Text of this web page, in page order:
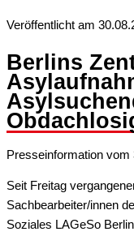
Veröffentlicht am
Berlins
Presseinformation vom
Seit Freitag
Sachbearbeiter/innen
Soziales LAGeSo